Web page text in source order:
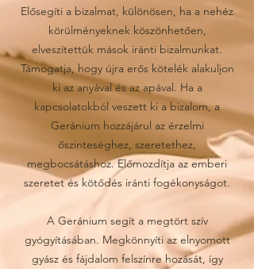
Elősegíti a bizalmat, különösen, ha a nehéz
körülményeknek köszönhetően,
elveszítettük mások iránti bizalmunkat.
Támogatja, hogy újra erős kötelék alakuljon
ki az anyával és az apával. Ha a
kapcsolatokból veszett ki a bizalom, a
Geránium hozzájárul az érzelmi
őszinteséghez, szeretethez,
megbocsátáshoz. Előmozdítja az emberi
szeretet és kötődés iránti fogékonyságot.
A Geránium segít a megtört szív
gyógyításában. Megkönnyíti az elnyomott
gyász és fájdalom felszínre hozását, így